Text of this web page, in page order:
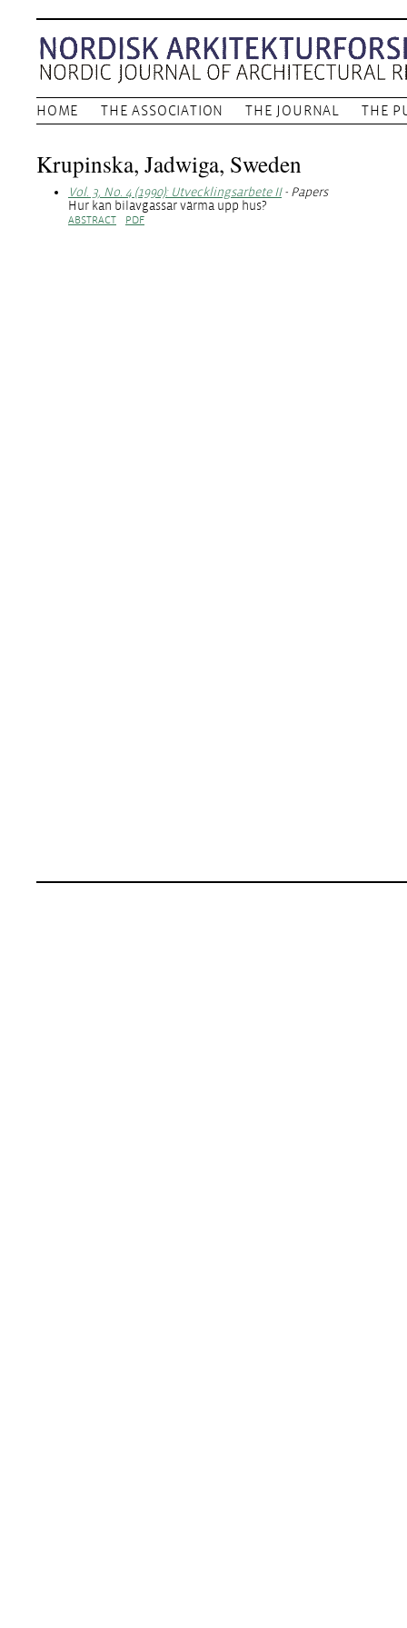
HOME THE ASSOCIATION THE JOURNAL THE
Krupinska, Jadwiga, Sweden
Vol. 3, No. 4 (1990): Utvecklingsarbete II- Papers
Hur kan bilavgassar värma upp hus?
ABSTRACT PDF